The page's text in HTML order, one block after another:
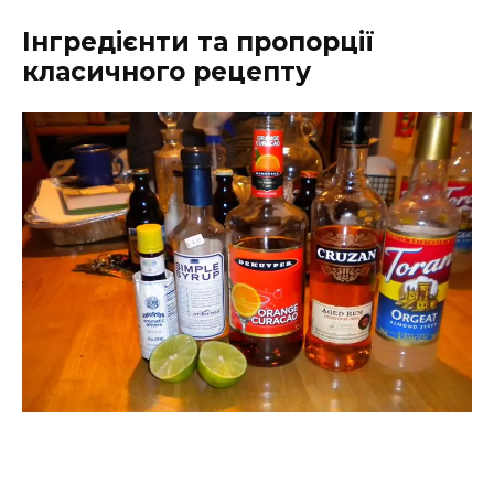
Інгредієнти та пропорції
класичного рецепту